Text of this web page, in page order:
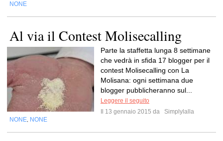
NONE
Al via il Contest Molisecalling
Parte la staffetta lunga 8 settimane
che vedrà in sfida 17 blogger per il
contest Molisecalling con La
Molisana: ogni settimana due
blogger pubblicheranno sul...
Leggere il seguito
Il 13 gennaio 2015 da
Simplylalla
NONE NONE